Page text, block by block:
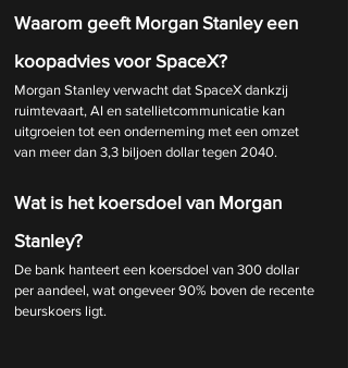
Waarom geeft Morgan Stanley een
koopadvies voor SpaceX?
Morgan Stanley verwacht dat SpaceX dankzij
ruimtevaart, AI en satellietcommunicatie kan
uitgroeien tot een onderneming met een omzet
van meer dan 3,3 biljoen dollar tegen 2040.
Wat is het koersdoel van Morgan
Stanley?
De bank hanteert een koersdoel van 300 dollar
per aandeel, wat ongeveer 90% boven de recente
beurskoers ligt.